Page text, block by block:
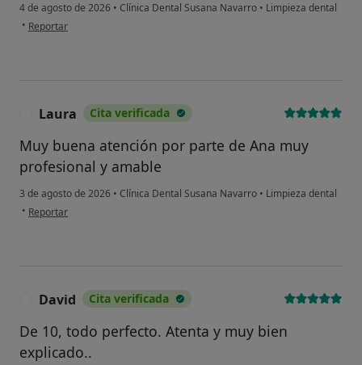
4 de agosto de 2026 • Clínica Dental Susana Navarro • Limpieza dental
• en opinión del usuario М. К.
Reportar
Laura Cita verificada
Muy buena atención por parte de Ana muy
profesional y amable
3 de agosto de 2026 • Clínica Dental Susana Navarro • Limpieza dental
• en opinión del usuario Laura
Reportar
David Cita verificada
De 10, todo perfecto. Atenta y muy bien
explicado..